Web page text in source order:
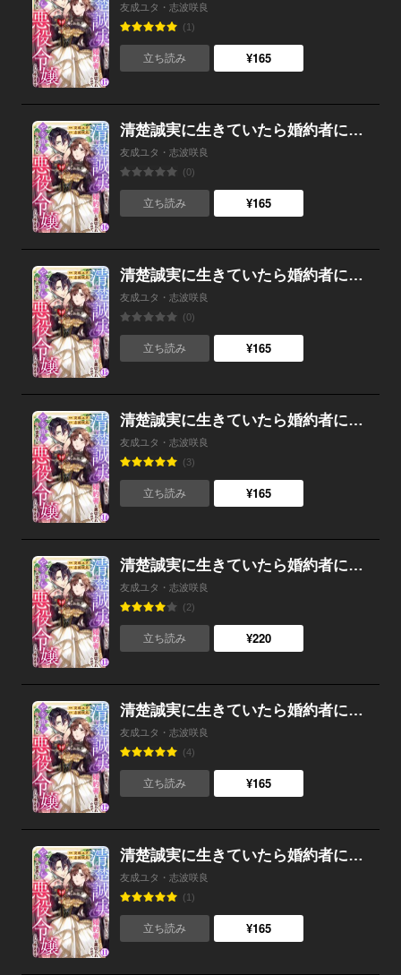
友成ユタ・志波咲良
(1)
立ち読み ¥165
清楚誠実に生きていたら婚約者に裏切られたので、やり直しの世界では悪役令嬢として生きます （16）
友成ユタ・志波咲良
(0)
立ち読み ¥165
清楚誠実に生きていたら婚約者に裏切られたので、やり直しの世界では悪役令嬢として生きます （15）
友成ユタ・志波咲良
(0)
立ち読み ¥165
清楚誠実に生きていたら婚約者に裏切られたので、やり直しの世界では悪役令嬢として生きます （14）
友成ユタ・志波咲良
(3)
立ち読み ¥165
清楚誠実に生きていたら婚約者に裏切られたので、やり直しの世界では悪役令嬢として生きます （13）
友成ユタ・志波咲良
(2)
立ち読み ¥220
清楚誠実に生きていたら婚約者に裏切られたので、やり直しの世界では悪役令嬢として生きます （12）
友成ユタ・志波咲良
(4)
立ち読み ¥165
清楚誠実に生きていたら婚約者に裏切られたので、やり直しの世界では悪役令嬢として生きます （11）
友成ユタ・志波咲良
(1)
立ち読み ¥165